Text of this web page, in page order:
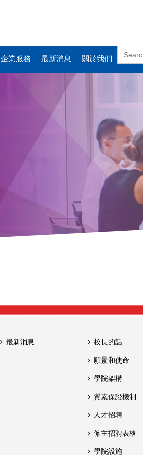
企業服務 最新消息 關於我們
Search
for:
最新消息 校長的話
願景和使命
學院架構
質素保證機制
人才招聘
僱主招聘表格
學院設施